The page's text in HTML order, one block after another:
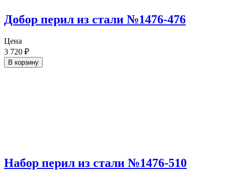
Добор перил из стали №1476-476
Цена
3 720 ₽
В корзину
Набор перил из стали №1476-510